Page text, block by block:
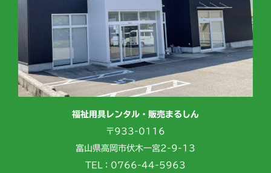
福祉用具レンタル・販売まるしん
〒933-0116
富山県高岡市伏木一宮2-9-13
TEL：0766-44-5963